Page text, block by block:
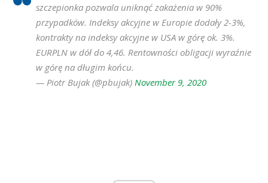
szczepionka pozwala uniknąć zakażenia w 90%
przypadków. Indeksy akcyjne w Europie dodały 2-3%,
kontrakty na indeksy akcyjne w USA w górę ok. 3%.
EURPLN w dół do 4,46. Rentowności obligacji wyraźnie
w górę na długim końcu.
— Piotr Bujak (@pbujak) November 9, 2020